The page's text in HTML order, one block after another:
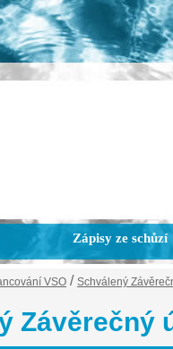
Zápisy ze schůzí
VSO / Schválený
Závěrečný